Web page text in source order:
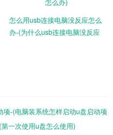
。如下图：
怎么用usb连接电脑没反应怎么
办-(为什么usb连接电脑没反应
-(电脑装系统怎样启动u盘启动项
一次使用u盘怎么使用)